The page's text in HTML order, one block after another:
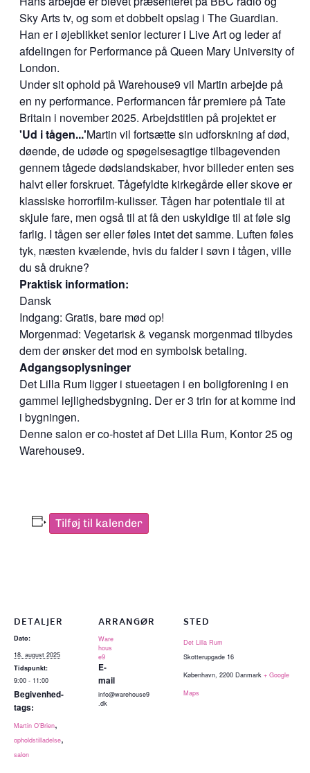
Sky Arts tv, og som et dobbelt opslag i The Guardian.
Han er i øjeblikket senior lecturer i Live Art og leder af
afdelingen for Performance på Queen Mary University of
London.
Under sit ophold på Warehouse9 vil Martin arbejde på
en ny performance. Performancen får premiere på Tate
Britain i november 2025. Arbejdstitlen på projektet er
'Ud i tågen...'Martin vil fortsætte sin udforskning af død,
døende, de udøde og spøgelsesagtige tilbagevenden
gennem tågede dødslandskaber, hvor billeder enten ses
halvt eller forskruet. Tågefyldte kirkegårde eller skove er
klassiske horrorfilm-kulisser. Tågen har potentiale til at
skjule fare, men også til at få den uskyldige til at føle sig
farlig. I tågen ser eller føles intet det samme. Luften føles
tyk, næsten kvælende, hvis du falder i søvn i tågen, ville
du så drukne?
Praktisk information:
Dansk
Indgang: Gratis, bare mød op!
Morgenmad: Vegetarisk & vegansk morgenmad tilbydes
dem der ønsker det mod en symbolsk betaling.
Adgangsoplysninger
Det Lilla Rum ligger i stueetagen i en boligforening i en
gammel lejlighedsbygning. Der er 3 trin for at komme ind
i bygningen.
Denne salon er co-hostet af Det Lilla Rum, Kontor 25 og
Warehouse9.
Tilføj til kalender
DETALJER
Dato:
18. august 2025
Tidspunkt:
9:00 - 11:00
Begivenhed-
tags:
Martin O'Brien,
opholdstilladelse,
salon
ARRANGØR
Ware
hous
e9
E-
mail
info@warehouse9
.dk
STED
Det Lilla Rum
Skotterupgade 16
København, 2200 Danmark + Google
Maps